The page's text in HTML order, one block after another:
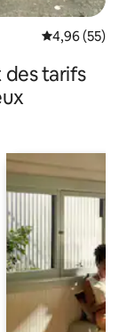
Évaluation
4,96 (55)
tarifs